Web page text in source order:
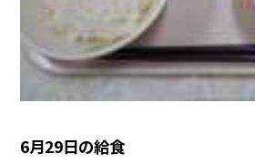
6月29日の給食